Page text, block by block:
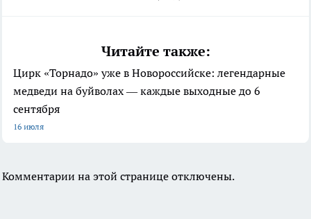
Читайте также:
Цирк «Торнадо» уже в Новороссийске: легендарные
медведи на буйволах — каждые выходные до 6
сентября
16 июля
Комментарии на этой странице отключены.